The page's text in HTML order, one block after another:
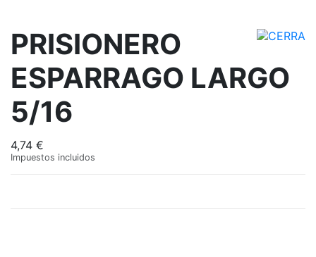
PRISIONERO
ESPARRAGO LARGO
5/16
4,74 €
Impuestos incluidos